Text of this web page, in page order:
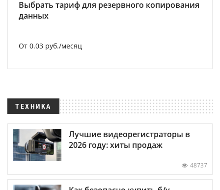
Выбрать тариф для резервного копирования
данных
От 0.03 руб./месяц
ТЕХНИКА
Лучшие видеорегистраторы в
2026 году: хиты продаж
48737